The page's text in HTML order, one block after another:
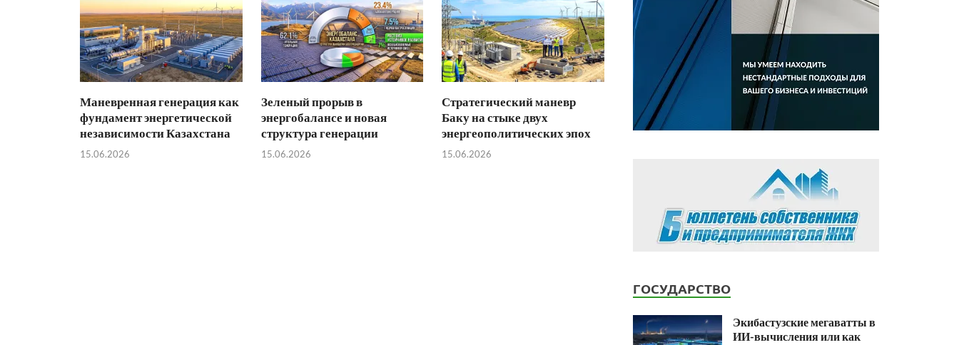
Маневренная генерация как
фундамент энергетической
независимости Казахстана
15.06.2026
Зеленый прорыв в
энергобалансе и новая
структура генерации
15.06.2026
Стратегический маневр
Баку на стыке двух
энергеополитических эпох
15.06.2026
ГОСУДАРСТВО
Экибастузские мегаватты в
ИИ-вычисления или как